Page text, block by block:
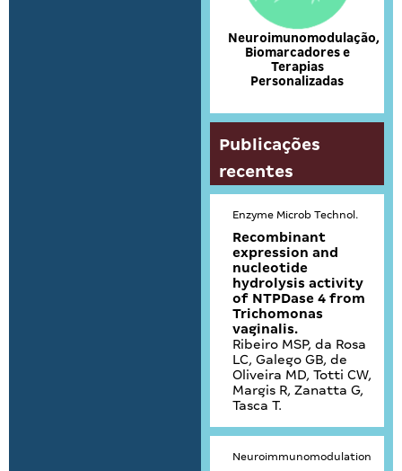
Neuroimunomodulação,
Biomarcadores e
Terapias
Personalizadas
Publicações
recentes
Enzyme Microb Technol.
Recombinant
expression and
nucleotide
hydrolysis activity
of NTPDase 4 from
Trichomonas
vaginalis.
Ribeiro MSP, da Rosa
LC, Galego GB, de
Oliveira MD, Totti CW,
Margis R, Zanatta G,
Tasca T.
Neuroimmunomodulation